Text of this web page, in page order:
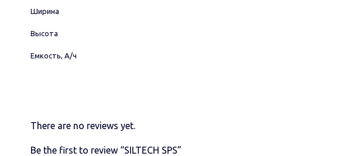
Ширина
Высота
Емкость, А/ч
There are no reviews yet.
Be the first to review “SILTECH SPS”